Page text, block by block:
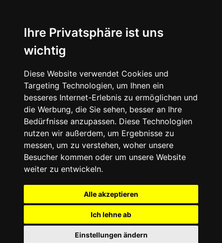
Ihre Privatsphäre ist uns
wichtig
Diese Website verwendet Cookies und
Targeting Technologien, um Ihnen ein
besseres Internet-Erlebnis zu ermöglichen und
die Werbung, die Sie sehen, besser an Ihre
Bedürfnisse anzupassen. Diese Technologien
nutzen wir außerdem, um Ergebnisse zu
messen, um zu verstehen, woher unsere
Besucher kommen oder um unsere Website
weiter zu entwickeln.
Alle akzeptieren
Ich lehne ab
Einstellungen ändern